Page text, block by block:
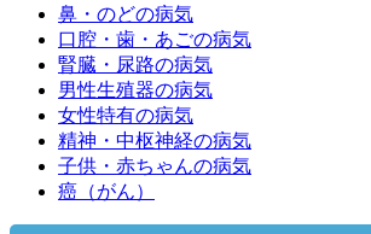
鼻・のどの病気
口腔・歯・あごの病気
腎臓・尿路の病気
男性生殖器の病気
女性特有の病気
精神・中枢神経の病気
子供・赤ちゃんの病気
癌（がん）